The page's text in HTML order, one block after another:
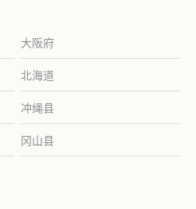
大阪府
北海道
冲绳县
冈山县